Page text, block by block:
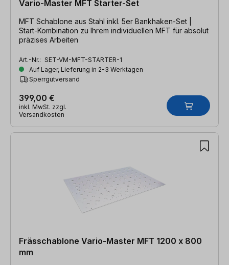
Vario-Master MFT Starter-Set
MFT Schablone aus Stahl inkl. 5er Bankhaken-Set |
Start-Kombination zu Ihrem individuellen MFT für absolut
präzises Arbeiten
Art.-Nr.: SET-VM-MFT-STARTER-1
Auf Lager, Lieferung in 2-3 Werktagen
Sperrgutversand
399,00 €
inkl. MwSt. zzgl.
Versandkosten
Frässchablone Vario-Master MFT 1200 x 800
mm